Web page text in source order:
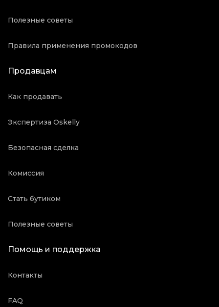
Полезные советы
Правила применения промокодов
Продавцам
Как продавать
Экспертиза Oskelly
Безопасная сделка
Комиссия
Стать бутиком
Полезные советы
Помощь и поддержка
Контакты
FAQ